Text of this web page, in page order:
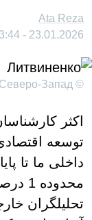
Ata Reza
23.01.2026 - 13:44 —
© Форпост Северо-Запад
اکثر
توسعه
تحلیلگران